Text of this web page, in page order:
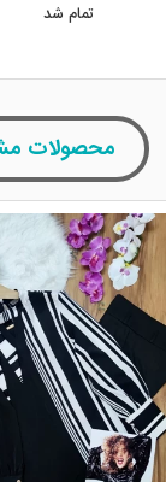
تمام شد
محصولات